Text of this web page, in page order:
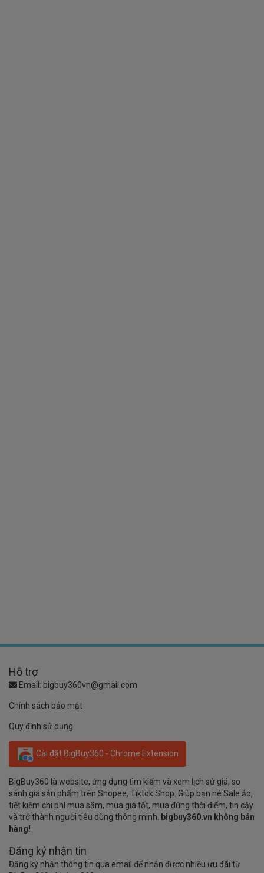
Hỗ trợ
Email: bigbuy360vn@gmail.com
Chính sách bảo mật
Quy định sử dụng
Cài đặt BigBuy360 - Chrome Extension
BigBuy360 là website, ứng dụng tìm kiếm và xem lịch sử giá, so
sánh giá sản phẩm trên Shopee, Tiktok Shop. Giúp bạn né Sale ảo,
tiết kiệm chi phí mua sắm, mua giá tốt, mua đúng thời điểm, tin cậy
và trở thành người tiêu dùng thông minh. bigbuy360.vn không bán
hàng!
Đăng ký nhận tin
Đăng ký nhận thông tin qua email để nhận được nhiều ưu đãi từ